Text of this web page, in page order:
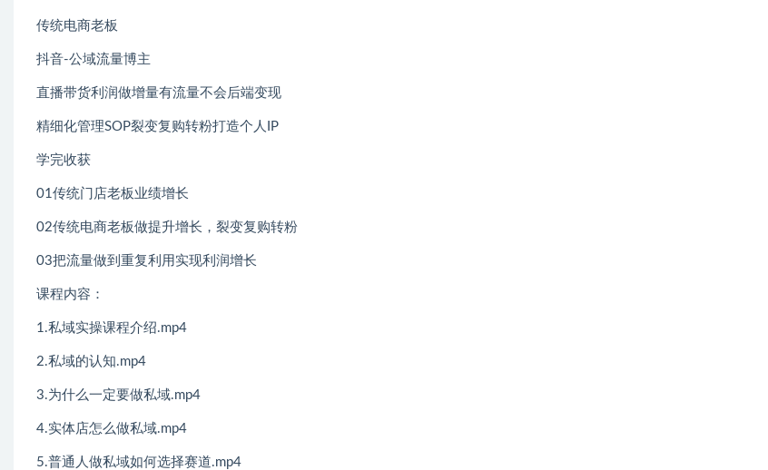
传统电商老板
抖音-公域流量博主
直播带货利润做增量有流量不会后端变现
精细化管理SOP裂变复购转粉打造个人IP
学完收获
01传统门店老板业绩增长
02传统电商老板做提升增长，裂变复购转粉
03把流量做到重复利用实现利润增长
课程内容：
1.私域实操课程介绍.mp4
2.私域的认知.mp4
3.为什么一定要做私域.mp4
4.实体店怎么做私域.mp4
5.普通人做私域如何选择赛道.mp4